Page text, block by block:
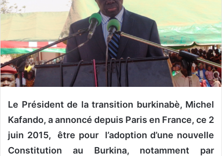
e
r
u
n
c
o
r
e
l
Le Président de la transition burkinabè, Michel
Kafando, a annoncé depuis Paris en France, ce 2
juin 2015, être pour l’adoption d’une nouvelle
Constitution au Burkina, notamment par